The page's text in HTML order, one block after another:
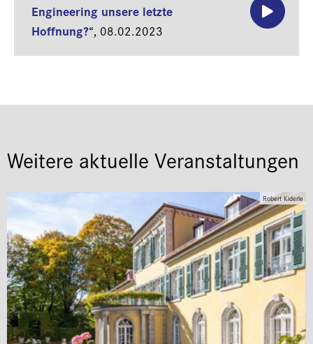
Engineering unsere letzte
Hoffnung?“, 08.02.2023
Weitere aktuelle Veranstaltungen
Robert Kiderle